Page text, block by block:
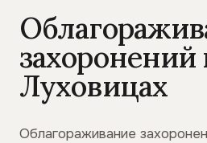
захоронений
Луховицах
Облагораживание